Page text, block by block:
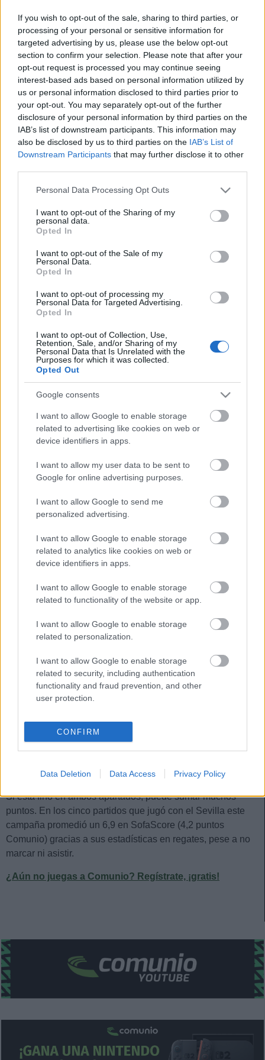
If you wish to opt-out of the sale, sharing to third parties, or
processing of your personal or sensitive information for
targeted advertising by us, please use the below opt-out
section to confirm your selection. Please note that after your
opt-out request is processed you may continue seeing
interest-based ads based on personal information utilized by
us or personal information disclosed to third parties prior to
your opt-out. You may separately opt-out of the further
disclosure of your personal information by third parties on the
IAB’s list of downstream participants. This information may
also be disclosed by us to third parties on the IAB’s List of
Downstream Participants that may further disclose it to other
Please note that this website/app uses one or more Google
not limited to your visit or usage behaviour. You may click to
grant or deny consent to Google and its third-party tags to
use your data for below specified purposes in below Google
consent section.
Personal Data Processing Opt Outs
I want to opt-out of the Sharing of my
personal data.
Opted In
I want to opt-out of the Sale of my
Personal Data.
Opted In
I want to opt-out of processing my
Personal Data for Targeted Advertising.
Opted In
I want to opt-out of Collection, Use,
Retention, Sale, and/or Sharing of my
Personal Data that Is Unrelated with the
Purposes for which it was collected.
Opted Out
Google consents
I want to allow Google to enable storage
related to advertising like cookies on web or
device identifiers in apps.
I want to allow my user data to be sent to
Google for online advertising purposes.
I want to allow Google to send me
personalized advertising.
I want to allow Google to enable storage
related to analytics like cookies on web or
device identifiers in apps.
I want to allow Google to enable storage
related to functionality of the website or app.
I want to allow Google to enable storage
related to personalization.
I want to allow Google to enable storage
related to security, including authentication
functionality and fraud prevention, and other
user protection.
CONFIRM
Data Deletion Data Access Privacy Policy
sevillista. En su primer año tan sólo jugó 30 minutos y tuvo
que salir cedido al Ajax en invierno, mientras que en esta
campaña no ha cambiado mucho su situación.
A pesar de las bajas de larga duración de Suso y Lamela y
los problemas físicos de En-Nesyri u Ocampos, Idrissi ha
jugado un total de 8 partidos (5 de Liga y 3 de Copa). La
falta de confianza de Lopetegui en el marroquí era absoluta
y su salida era una de las prioridades de la dirección
deportiva en el mercado invernal.
Nuevo Mirandilla espera recuperar el nivel que le llevó a
firmar por la entidad hispalense.
Espanyol
en Comunio por 1 millón de euros.
Analizamos a Tonny Vilhena,
¿En qué puesto jugará en Cádiz?
izquierdo del ataque, un puesto en el que el Cádiz cuenta
con Alberto Perea y en el que también han jugado durante
la temporada Arzamendia o Sobrino.
Su nuevo entrenador, Sergio González, espera que Idrissi
les de «desequilibrio, desborde y último pase diferencial»
en la zona de ataque. Su rol puede ser similar al que tenían
Fabián Orellana o Toni Villa en la etapa del técnico en
¿Pasa a ser recomendable en Comunio?
No cabe duda de que Idrissi tendrá muchos más minutos en
Cádiz que en Sevilla y viendo la mala situación
ataque, puede ser un fijo en el once de Sergio. Por tanto, su
status en Comunio cambiará drásticamente y será un
Una muestra de este cambio ya se puede apreciar en su
valor de mercado. De ayer a hoy ha subido el máximo
(1.030.000), algo que no sucedía desde noviembre del año
pasado.
Sus puntuaciones dependerán mucho de su efectividad en
Si está fino en ambos apartados, puede sumar muchos
puntos. En los cinco partidos que jugó con el Sevilla este
campaña promedió un 6,9 en SofaScore (4,2 puntos
Comunio) gracias a sus estadísticas en regates, pese a no
marcar ni asistir.
¿Aún no juegas a Comunio? Regístrate, ¡gratis!